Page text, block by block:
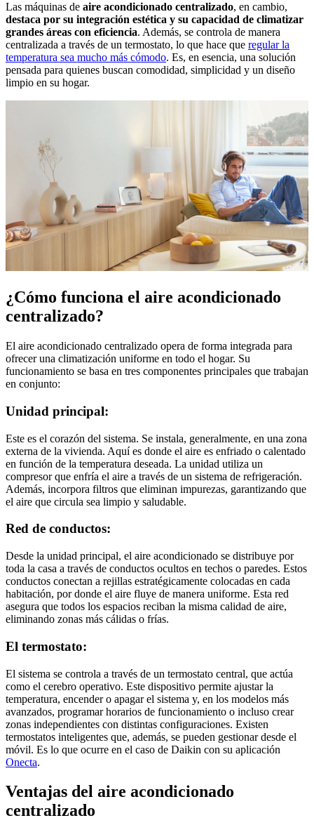
Las máquinas de aire acondicionado centralizado, en cambio,
destaca por su integración estética y su capacidad de climatizar
grandes áreas con eficiencia. Además, se controla de manera
centralizada a través de un termostato, lo que hace que regular la
temperatura sea mucho más cómodo. Es, en esencia, una solución
pensada para quienes buscan comodidad, simplicidad y un diseño
limpio en su hogar.
¿Cómo funciona el aire acondicionado
centralizado?
El aire acondicionado centralizado opera de forma integrada para
ofrecer una climatización uniforme en todo el hogar. Su
funcionamiento se basa en tres componentes principales que trabajan
en conjunto:
Unidad principal:
Este es el corazón del sistema. Se instala, generalmente, en una zona
externa de la vivienda. Aquí es donde el aire es enfriado o calentado
en función de la temperatura deseada. La unidad utiliza un
compresor que enfría el aire a través de un sistema de refrigeración.
Además, incorpora filtros que eliminan impurezas, garantizando que
el aire que circula sea limpio y saludable.
Red de conductos:
Desde la unidad principal, el aire acondicionado se distribuye por
toda la casa a través de conductos ocultos en techos o paredes. Estos
conductos conectan a rejillas estratégicamente colocadas en cada
habitación, por donde el aire fluye de manera uniforme. Esta red
asegura que todos los espacios reciban la misma calidad de aire,
eliminando zonas más cálidas o frías.
El termostato:
El sistema se controla a través de un termostato central, que actúa
como el cerebro operativo. Este dispositivo permite ajustar la
temperatura, encender o apagar el sistema y, en los modelos más
avanzados, programar horarios de funcionamiento o incluso crear
zonas independientes con distintas configuraciones. Existen
termostatos inteligentes que, además, se pueden gestionar desde el
móvil. Es lo que ocurre en el caso de Daikin con su aplicación
Onecta.
Ventajas del aire acondicionado
centralizado